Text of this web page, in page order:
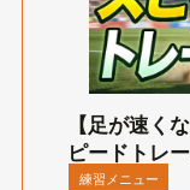
【足が速く
ピードトレ
練習メニュー